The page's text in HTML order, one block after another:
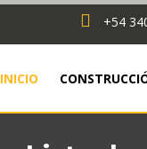
+54
INICIO